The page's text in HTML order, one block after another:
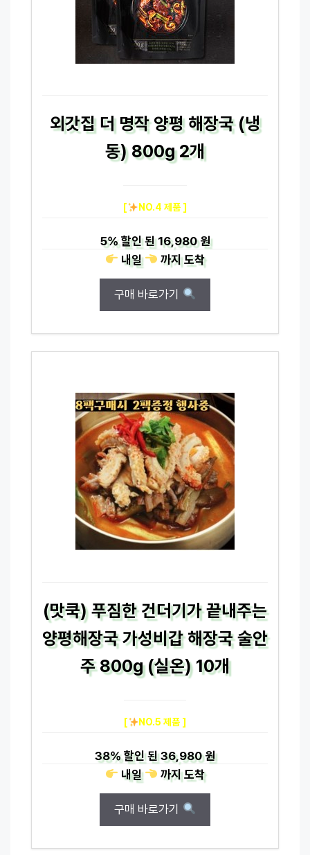
외갓집 더 명작 양평 해장국 (냉
동) 800g 2개
[ NO.4 제품 ]
5%할인 된16,980 원
내일
까지도착
구매 바로가기
(맛쿡) 푸짐한 건더기가 끝내주는
양평해장국 가성비갑 해장국 술안
주 800g (실온) 10개
[ NO.5 제품 ]
38%할인 된36,980 원
내일
까지도착
구매 바로가기